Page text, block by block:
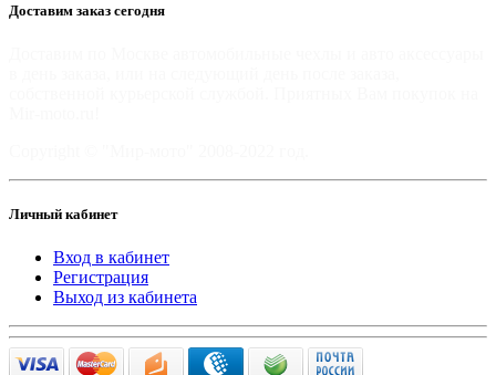
Доставим заказ сегодня
Личный кабинет
Вход в кабинет
Регистрация
Выход из кабинета